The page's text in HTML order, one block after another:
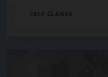
CELÝ ČLÁNEK